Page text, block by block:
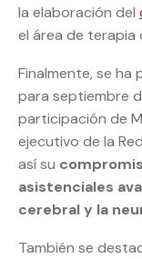
la elaboración del
el área de terapia
Finalmente, se ha
para septiembre
participación de
ejecutivo de la
así su
asistenciales
cerebral y la
También se